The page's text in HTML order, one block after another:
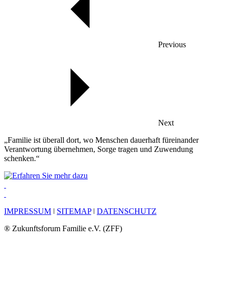
Previous
Next
„Familie ist überall dort, wo Menschen dauerhaft füreinander
Verantwortung übernehmen, Sorge tragen und Zuwendung
schenken.“
IMPRESSUM ǀ SITEMAPǀ DATENSCHUTZ
® Zukunftsforum Familie e.V. (ZFF)